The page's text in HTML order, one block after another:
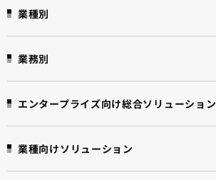
業種別
業務別
エンタープライズ向け総合ソリューション
業種向けソリューション